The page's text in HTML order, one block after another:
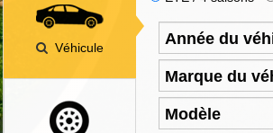
Véhicule